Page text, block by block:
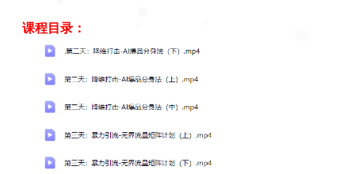
课程目录：